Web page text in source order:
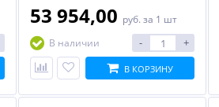
53 954,00 руб. за 1 шт
В наличии
- +
В КОРЗИНУ